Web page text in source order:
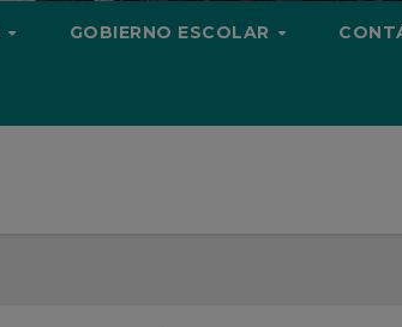
GOBIERNO ESCOLAR